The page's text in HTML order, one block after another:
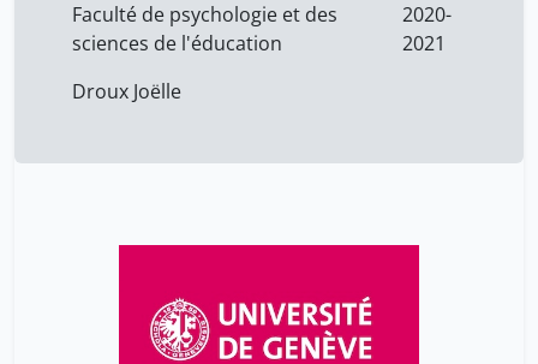
Faculté de psychologie et des
sciences de l'éducation
2020-
2021
Droux Joëlle